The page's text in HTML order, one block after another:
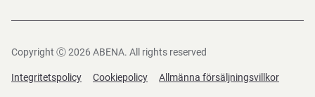
Copyright Ⓒ 2026 ABENA. All rights reserved
Integritetspolicy Cookiepolicy Allmänna försäljningsvillkor